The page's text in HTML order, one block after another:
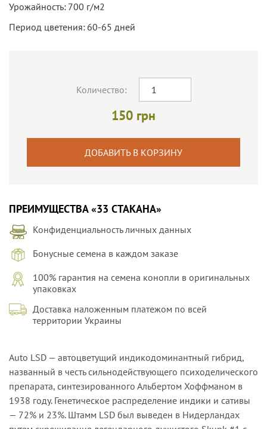
Урожайность: 700 г/м2
Период цветения: 60-65 дней
Количество:
150 грн
ДОБАВИТЬ В КОРЗИНУ
ПРЕИМУЩЕСТВА «33 СТАКАНА»
Конфиденциальность личных данных
Бонусные семена в каждом заказе
100% гарантия на семена конопли в оригинальных
упаковках
Доставка наложенным платежом по всей
территории Украины
Auto LSD — автоцветущий индикодоминантный гибрид,
названный в честь сильнодействующего психоделического
препарата, синтезированного Альбертом Хоффманом в
1938 году. Генетическое распределение индики и сативы
— 72% и 23%. Штамм LSD был выведен в Нидерландах